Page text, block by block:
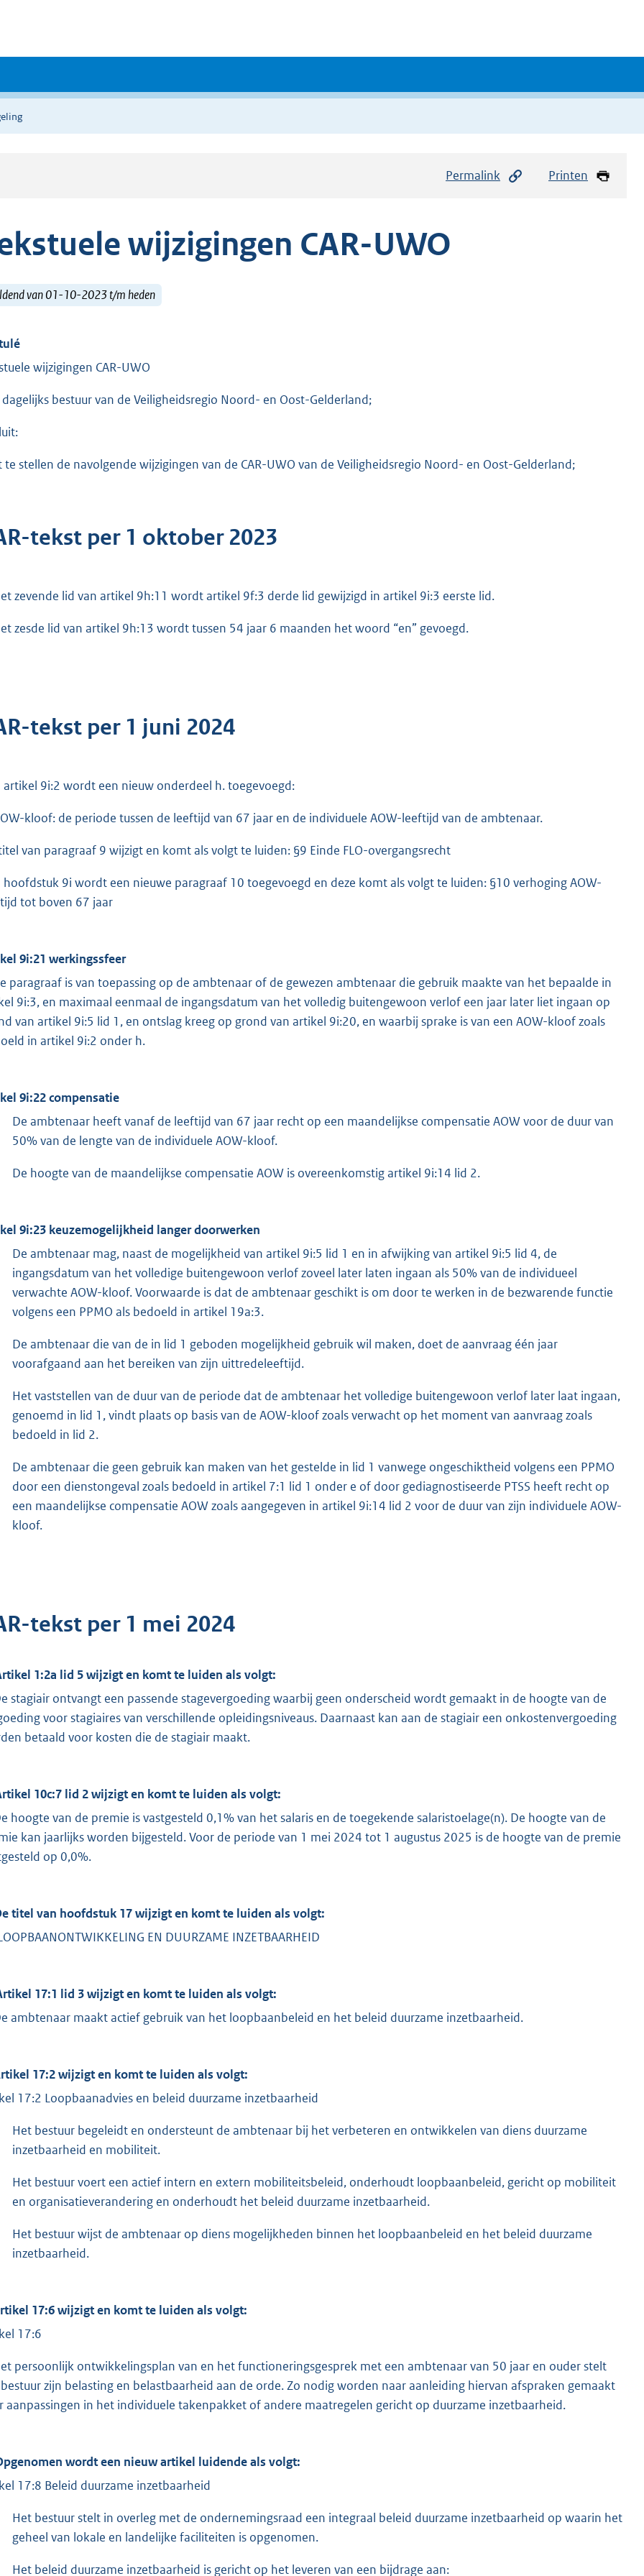
Permalink Printen
wijzigingen CAR-UWO
van 01-10-2023 t/m heden
wijzigingen CAR-UWO
bestuur van de Veiligheidsregio Noord- en Oost-Gelderland;
te stellen de navolgende wijzigingen van de CAR-UWO van de Veiligheidsregio Noord- en Oost-Gelderland;
tekst per 1 oktober 2023
zevende lid van artikel 9h:11 wordt artikel 9f:3 derde lid gewijzigd in artikel 9i:3 eerste lid.
zesde lid van artikel 9h:13 wordt tussen 54 jaar 6 maanden het woord “en” gevoegd.
tekst per 1 juni 2024
artikel 9i:2 wordt een nieuw onderdeel h. toegevoegd:
kloof: de periode tussen de leeftijd van 67 jaar en de individuele AOW-leeftijd van de ambtenaar.
van paragraaf 9 wijzigt en komt als volgt te luiden: §9 Einde FLO-overgangsrecht
hoofdstuk 9i wordt een nieuwe paragraaf 10 toegevoegd en deze komt als volgt te luiden: §10 verhoging AOW-
tot boven 67 jaar
9i:21 werkingssfeer
paragraaf is van toepassing op de ambtenaar of de gewezen ambtenaar die gebruik maakte van het bepaalde in
9i:3, en maximaal eenmaal de ingangsdatum van het volledig buitengewoon verlof een jaar later liet ingaan op
van artikel 9i:5 lid 1, en ontslag kreeg op grond van artikel 9i:20, en waarbij sprake is van een AOW-kloof zoals
in artikel 9i:2 onder h.
9i:22 compensatie
De ambtenaar heeft vanaf de leeftijd van 67 jaar recht op een maandelijkse compensatie AOW voor de duur van
50% van de lengte van de individuele AOW-kloof.
De hoogte van de maandelijkse compensatie AOW is overeenkomstig artikel 9i:14 lid 2.
9i:23 keuzemogelijkheid langer doorwerken
De ambtenaar mag, naast de mogelijkheid van artikel 9i:5 lid 1 en in afwijking van artikel 9i:5 lid 4, de
ingangsdatum van het volledige buitengewoon verlof zoveel later laten ingaan als 50% van de individueel
verwachte AOW-kloof. Voorwaarde is dat de ambtenaar geschikt is om door te werken in de bezwarende functie
volgens een PPMO als bedoeld in artikel 19a:3.
De ambtenaar die van de in lid 1 geboden mogelijkheid gebruik wil maken, doet de aanvraag één jaar
voorafgaand aan het bereiken van zijn uittredeleeftijd.
Het vaststellen van de duur van de periode dat de ambtenaar het volledige buitengewoon verlof later laat ingaan,
genoemd in lid 1, vindt plaats op basis van de AOW-kloof zoals verwacht op het moment van aanvraag zoals
bedoeld in lid 2.
De ambtenaar die geen gebruik kan maken van het gestelde in lid 1 vanwege ongeschiktheid volgens een PPMO
door een dienstongeval zoals bedoeld in artikel 7:1 lid 1 onder e of door gediagnostiseerde PTSS heeft recht op
een maandelijkse compensatie AOW zoals aangegeven in artikel 9i:14 lid 2 voor de duur van zijn individuele AOW-
kloof.
tekst per 1 mei 2024
1:2a lid 5 wijzigt en komt te luiden als volgt:
stagiair ontvangt een passende stagevergoeding waarbij geen onderscheid wordt gemaakt in de hoogte van de
voor stagiaires van verschillende opleidingsniveaus. Daarnaast kan aan de stagiair een onkostenvergoeding
betaald voor kosten die de stagiair maakt.
10c:7 lid 2 wijzigt en komt te luiden als volgt:
hoogte van de premie is vastgesteld 0,1% van het salaris en de toegekende salaristoelage(n). De hoogte van de
kan jaarlijks worden bijgesteld. Voor de periode van 1 mei 2024 tot 1 augustus 2025 is de hoogte van de premie
op 0,0%.
titel van hoofdstuk 17 wijzigt en komt te luiden als volgt:
EN DUURZAME INZETBAARHEID
17:1 lid 3 wijzigt en komt te luiden als volgt:
ambtenaar maakt actief gebruik van het loopbaanbeleid en het beleid duurzame inzetbaarheid.
17:2 wijzigt en komt te luiden als volgt:
17:2 Loopbaanadvies en beleid duurzame inzetbaarheid
Het bestuur begeleidt en ondersteunt de ambtenaar bij het verbeteren en ontwikkelen van diens duurzame
inzetbaarheid en mobiliteit.
Het bestuur voert een actief intern en extern mobiliteitsbeleid, onderhoudt loopbaanbeleid, gericht op mobiliteit
en organisatieverandering en onderhoudt het beleid duurzame inzetbaarheid.
Het bestuur wijst de ambtenaar op diens mogelijkheden binnen het loopbaanbeleid en het beleid duurzame
inzetbaarheid.
17:6 wijzigt en komt te luiden als volgt:
17:6
persoonlijk ontwikkelingsplan van en het functioneringsgesprek met een ambtenaar van 50 jaar en ouder stelt
zijn belasting en belastbaarheid aan de orde. Zo nodig worden naar aanleiding hiervan afspraken gemaakt
aanpassingen in het individuele takenpakket of andere maatregelen gericht op duurzame inzetbaarheid.
wordt een nieuw artikel luidende als volgt:
17:8 Beleid duurzame inzetbaarheid
Het bestuur stelt in overleg met de ondernemingsraad een integraal beleid duurzame inzetbaarheid op waarin het
geheel van lokale en landelijke faciliteiten is opgenomen.
Het beleid duurzame inzetbaarheid is gericht op het leveren van een bijdrage aan: